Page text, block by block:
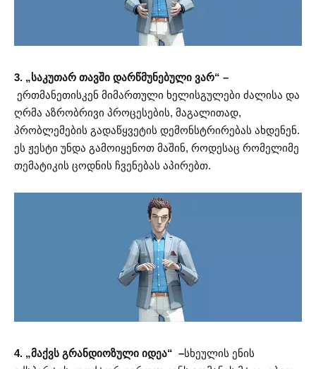
3. „საკუთარ თავში დარწმუნებული ვარ“ –
ერთმანეთისკენ მიმართული ხელისგულები ძალისა და
ღრმა აზრობრივი პროცესების, მაგალითად,
პრობლემების გადაწყვეტის დემონსტრირებას ახდენენ.
ეს ჟესტი უნდა გამოიყენოთ მაშინ, როდესაც რომელიმე
თემატიკის ცოდნის ჩვენებას აპირებთ.
4. „მაქვს გრანდიოზული იდეა“ –სხეულის ენის